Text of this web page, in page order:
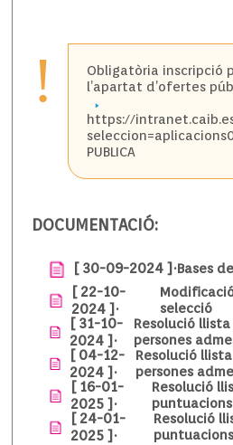
! Obligatòria inscripció
l’apartat d’ofertes
https://
PUBLICA
DOCUMENTACIÓ:
[ 30-09-2024 ]·Bases
[ 22-10-
2024 ]·
selecció
[ 31-10-
2024 ]·
Resolució
persones
[ 04-12-
2024 ]·
Resolució
persones
[ 16-01-
2025 ]·
Resolució
puntuacions
[ 24-01-
2025 ]·
Resolució
puntuacions